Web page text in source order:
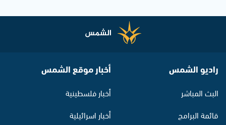
راديو الشمس
البث المباشر
قائمة البرامج
أخبار موقع الشمس
أخبار فلسطينية
أخبار اسرائيلية